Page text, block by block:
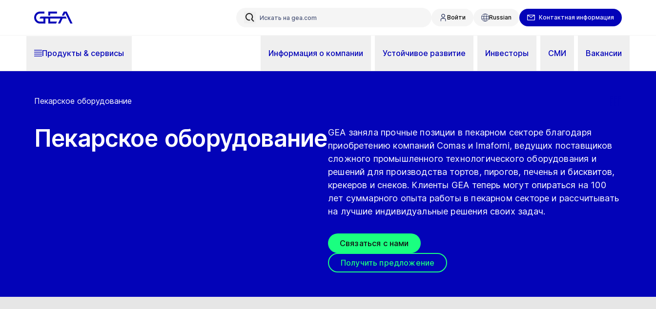
Войти Russian Контактная информация
Продукты & cервисы Информация о компании Устойчивое развитие Инвесторы СМИ Вакансии
Пекарское оборудование
Пекарское оборудованиеGEA заняла прочные позиции в пекарном секторе благодаря
приобретению компаний Comas и Imaforni, ведущих поставщиков
сложного промышленного технологического оборудования и
решений для производства тортов, пирогов, печенья и бисквитов,
крекеров и снеков. Клиенты GEA теперь могут опираться на 100
лет суммарного опыта работы в пекарном секторе и рассчитывать
на лучшие индивидуальные решения своих задач.
Связаться с нами
Получить предложение